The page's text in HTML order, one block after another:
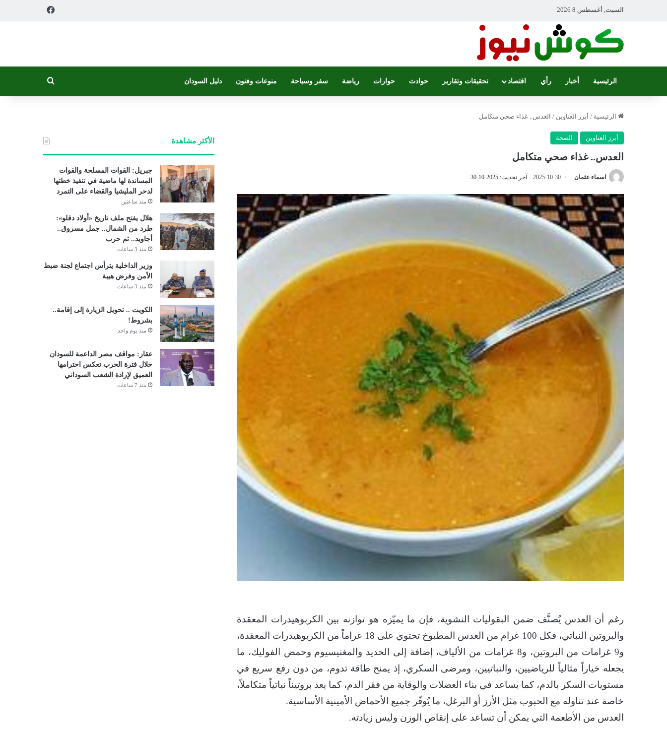
السبت, أغسطس 8 2026
الرئيسية أخبار رأي اقتصاد تحقيقات وتقارير حوادث حوارات رياضة سفر وسياحة منوعات وفنون دليل السودان
الرئيسية / أبرز العناوين / العدس.. غذاء صحي متكامل
أبرز العناوين الصحة
العدس.. غذاء صحي متكامل
اسماء عثمان 2025-10-30 آخر تحديث: 2025-10-30
رغم أن العدس يُصنَّف ضمن البقوليات النشوية، فإن ما يميّزه هو توازنه بين الكربوهيدرات المعقدة
والبروتين النباتي، فكل 100 غرام من العدس المطبوخ تحتوي على 18 غراماً من الكربوهيدرات المعقدة،
و9 غرامات من البروتين، و8 غرامات من الألياف، إضافة إلى الحديد والمغنيسيوم وحمض الفوليك، ما
يجعله خياراً مثالياً للرياضيين، والنباتيين، ومرضى السكري، إذ يمنح طاقة تدوم، من دون رفع سريع في
مستويات السكر بالدم، كما يساعد في بناء العضلات والوقاية من فقر الدم، كما يعد بروتيناً نباتياً متكاملاً،
خاصة عند تناوله مع الحبوب مثل الأرز أو البرغل، ما يُوفّر جميع الأحماض الأمينية الأساسية.
العدس من الأطعمة التي يمكن أن تساعد على إنقاص الوزن وليس زيادته.
الأكثر مشاهدة
جبريل: القوات المسلحة والقوات
المساندة لها ماضية في تنفيذ خطتها
لدحر المليشيا والقضاء على التمرد
منذ ساعتين
هلال يفتح ملف تاريخ «أولاد دقلو»:
طرد من الشمال.. جمل مسروق..
أجاويد.. ثم حرب
منذ 3 ساعات
وزير الداخلية يترأس اجتماع لجنة ضبط
الأمن وفرض هيبة
منذ 3 ساعات
الكويت .. تحويل الزيارة إلى إقامة..
بشروط!
منذ يوم واحد
عقار: مواقف مصر الداعمة للسودان
خلال فترة الحرب تعكس احترامها
العميق لإرادة الشعب السوداني
منذ 7 ساعات